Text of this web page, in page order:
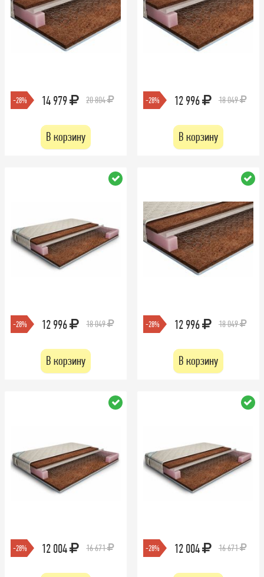
-28% 14 979 20 804
В корзину
-28% 12 996 18 049
В корзину
-28% 12 996 18 049
В корзину
-28% 12 996 18 049
В корзину
-28% 12 004 16 671 -28% 12 004 16 671